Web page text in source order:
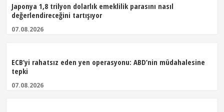
Japonya 1,8 trilyon dolarlık emeklilik parasını nasıl
değerlendireceğini tartışıyor
07.08.2026
ECB’yi rahatsız eden yen operasyonu: ABD’nin müdahalesine
tepki
07.08.2026